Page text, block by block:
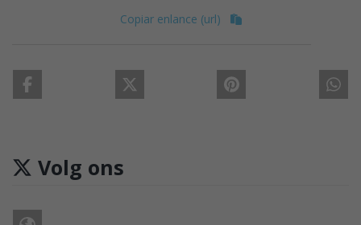
Copiar enlance (url)
Volg ons